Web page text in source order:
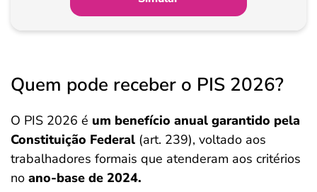
Quem pode receber o PIS 2026?
O PIS 2026 é um benefício anual garantido pela
Constituição Federal (art. 239), voltado aos
trabalhadores formais que atenderam aos critérios
no ano-base de 2024.